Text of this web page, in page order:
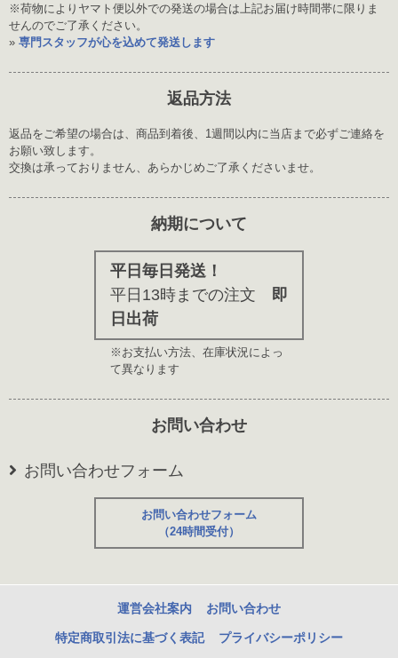
※荷物によりヤマト便以外での発送の場合は上記お届け時間帯に限りま
せんのでご了承ください。
» 専門スタッフが心を込めて発送します
返品方法
返品をご希望の場合は、商品到着後、1週間以内に当店まで必ずご連絡を
お願い致します。
交換は承っておりません、あらかじめご了承くださいませ。
納期について
平日毎日発送！
平日13時までの注文 即
日出荷
※お支払い方法、在庫状況によっ
て異なります
お問い合わせ
お問い合わせフォーム
お問い合わせフォーム
（24時間受付）
運営会社案内 お問い合わせ
特定商取引法に基づく表記 プライバシーポリシー